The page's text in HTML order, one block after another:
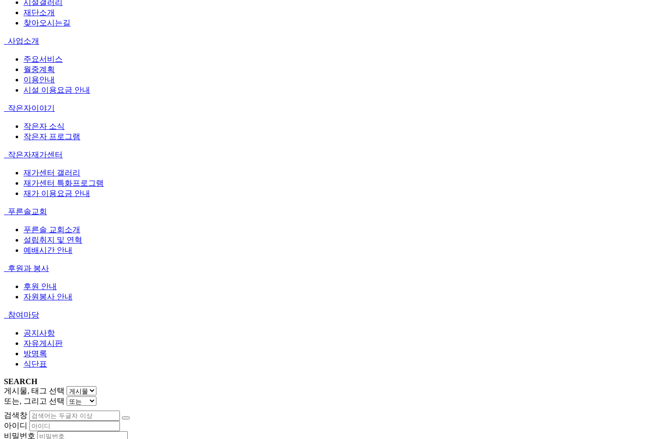
시설갤러리
재단소개
찾아오시는길
사업소개
주요서비스
월중계획
이용안내
시설 이용요금 안내
작은자이야기
작은자 소식
작은자 프로그램
작은자재가센터
재가센터 갤러리
재가센터 특화프로그램
재가 이용요금 안내
푸른솔교회
푸른솔 교회소개
설립취지 및 연혁
예배시간 안내
후원과 봉사
후원 안내
자원봉사 안내
참여마당
공지사항
자유게시판
방명록
식단표
SEARCH
게시물, 태그 선택
또는, 그리고 선택
검색창
아이디
비밀번호